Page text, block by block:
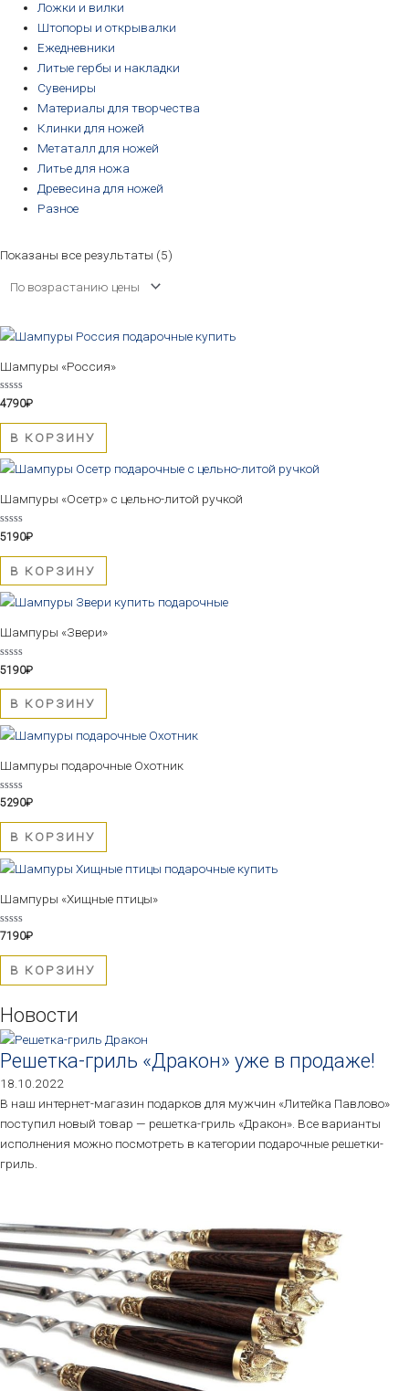
Ложки и вилки
Штопоры и открывалки
Ежедневники
Литые гербы и накладки
Сувениры
Материалы для творчества
Клинки для ножей
Метаталл для ножей
Литье для ножа
Древесина для ножей
Разное
Показаны все результаты (5)
Шампуры «Россия»
Оценка
0
из
4790₽
В КОРЗИНУ
Шампуры «Осетр» с цельно-литой ручкой
Оценка
0
из
5190₽
В КОРЗИНУ
Шампуры «Звери»
Оценка
0
из
5190₽
В КОРЗИНУ
Шампуры подарочные Охотник
Оценка
из
5290₽
В КОРЗИНУ
Шампуры «Хищные птицы»
Оценка
из
7190₽
В КОРЗИНУ
Новости
Решетка-гриль «Дракон» уже в продаже!
18.10.2022
В наш интернет-магазин подарков для мужчин «Литейка Павлово»
поступил новый товар — решетка-гриль «Дракон». Все варианты
исполнения можно посмотреть в категории подарочные решетки-
гриль.